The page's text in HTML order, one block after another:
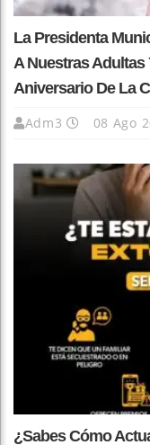
La Presidenta
A Nuestras
Aniversario De La
Adm3 08 Ago
¿Sabes Cómo